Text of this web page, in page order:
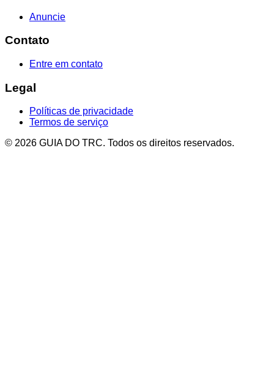
Anuncie
Contato
Entre em contato
Legal
Políticas de privacidade
Termos de serviço
© 2026 GUIA DO TRC. Todos os direitos reservados.